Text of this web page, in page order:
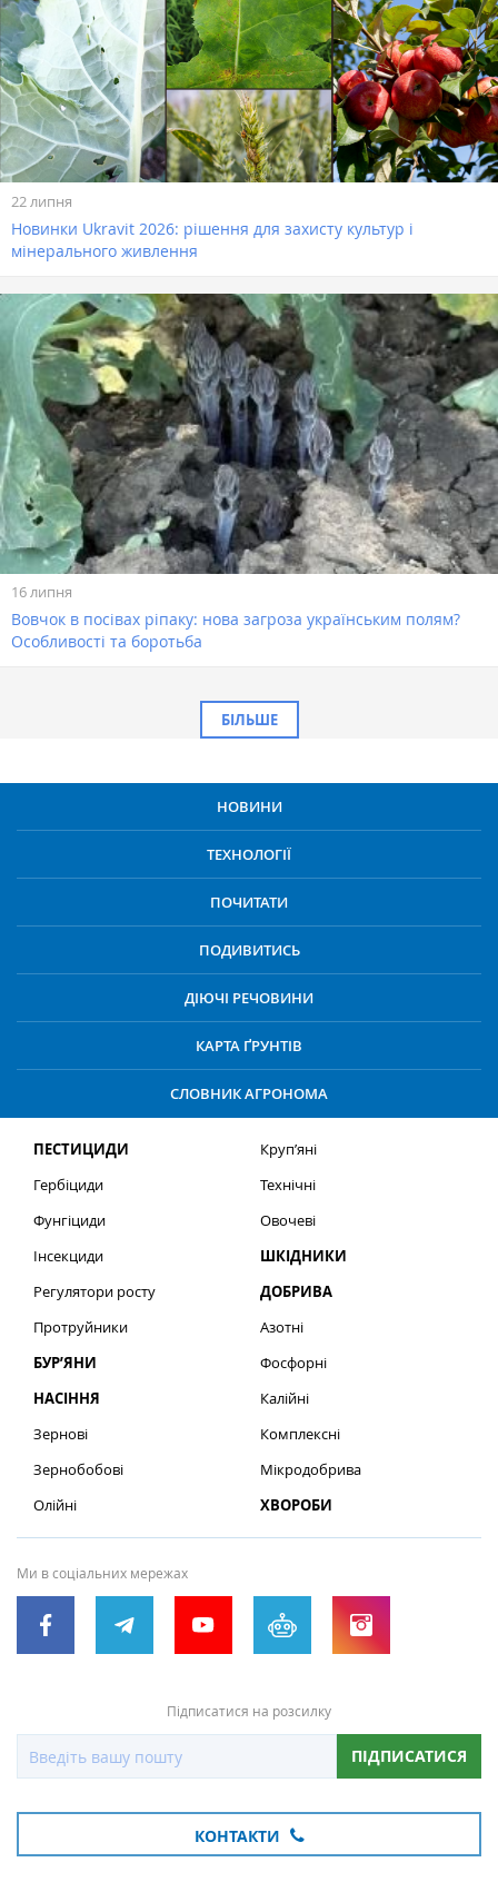
22 липня
Новинки Ukravit 2026: рішення для захисту культур і
мінерального живлення
16 липня
Вовчок в посівах ріпаку: нова загроза українським полям?
Особливості та боротьба
БІЛЬШЕ
НОВИНИ
ТЕХНОЛОГІЇ
ПОЧИТАТИ
ПОДИВИТИСЬ
ДІЮЧІ РЕЧОВИНИ
КАРТА ҐРУНТІВ
СЛОВНИК АГРОНОМА
ПЕСТИЦИДИ
Гербіциди
Фунгіциди
Інсекциди
Регулятори росту
Протруйники
БУР’ЯНИ
НАСІННЯ
Зернові
Зернобобові
Олійні
Круп’яні
Технічні
Овочеві
ШКІДНИКИ
ДОБРИВА
Азотні
Фосфорні
Калійні
Комплексні
Мікродобрива
ХВОРОБИ
Ми в соціальних мережах
Підписатися на розсилку
ПІДПИСАТИСЯ
КОНТАКТИ